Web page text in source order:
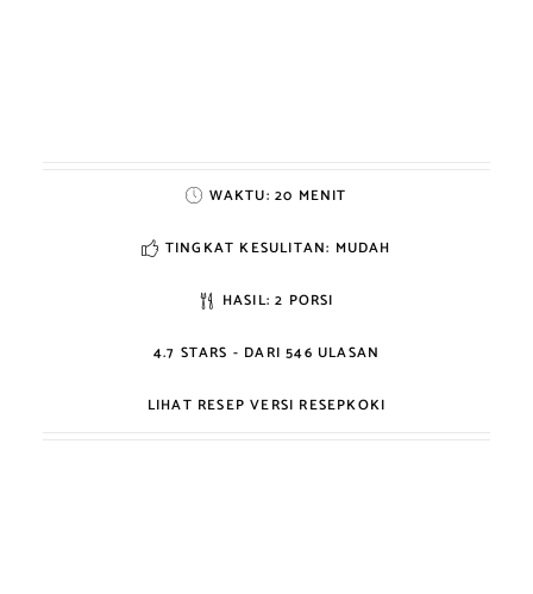
WAKTU: 20 MENIT
TINGKAT KESULITAN: MUDAH
HASIL: 2 PORSI
4.7 STARS - DARI546 ULASAN
LIHAT RESEP VERSI RESEPKOKI